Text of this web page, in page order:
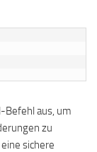
Befehl aus, um
zu
sichere